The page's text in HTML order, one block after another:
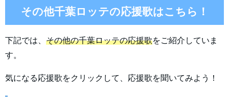
その他千葉ロッテの応援歌はこちら！
下記では、 その他の千葉ロッテの応援歌をご紹介していま
す。
気になる応援歌をクリックして、応援歌を聞いてみよう！